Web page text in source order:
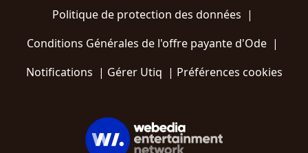
Politique de protection des données |
Conditions Générales de l'offre payante d'Ode |
Notifications | Gérer Utiq | Préférences cookies